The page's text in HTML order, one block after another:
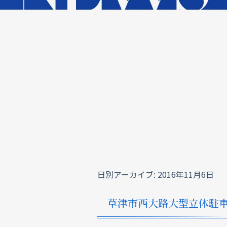
日別アーカイブ: 2016年11月6日
草津市西大路大型立体駐